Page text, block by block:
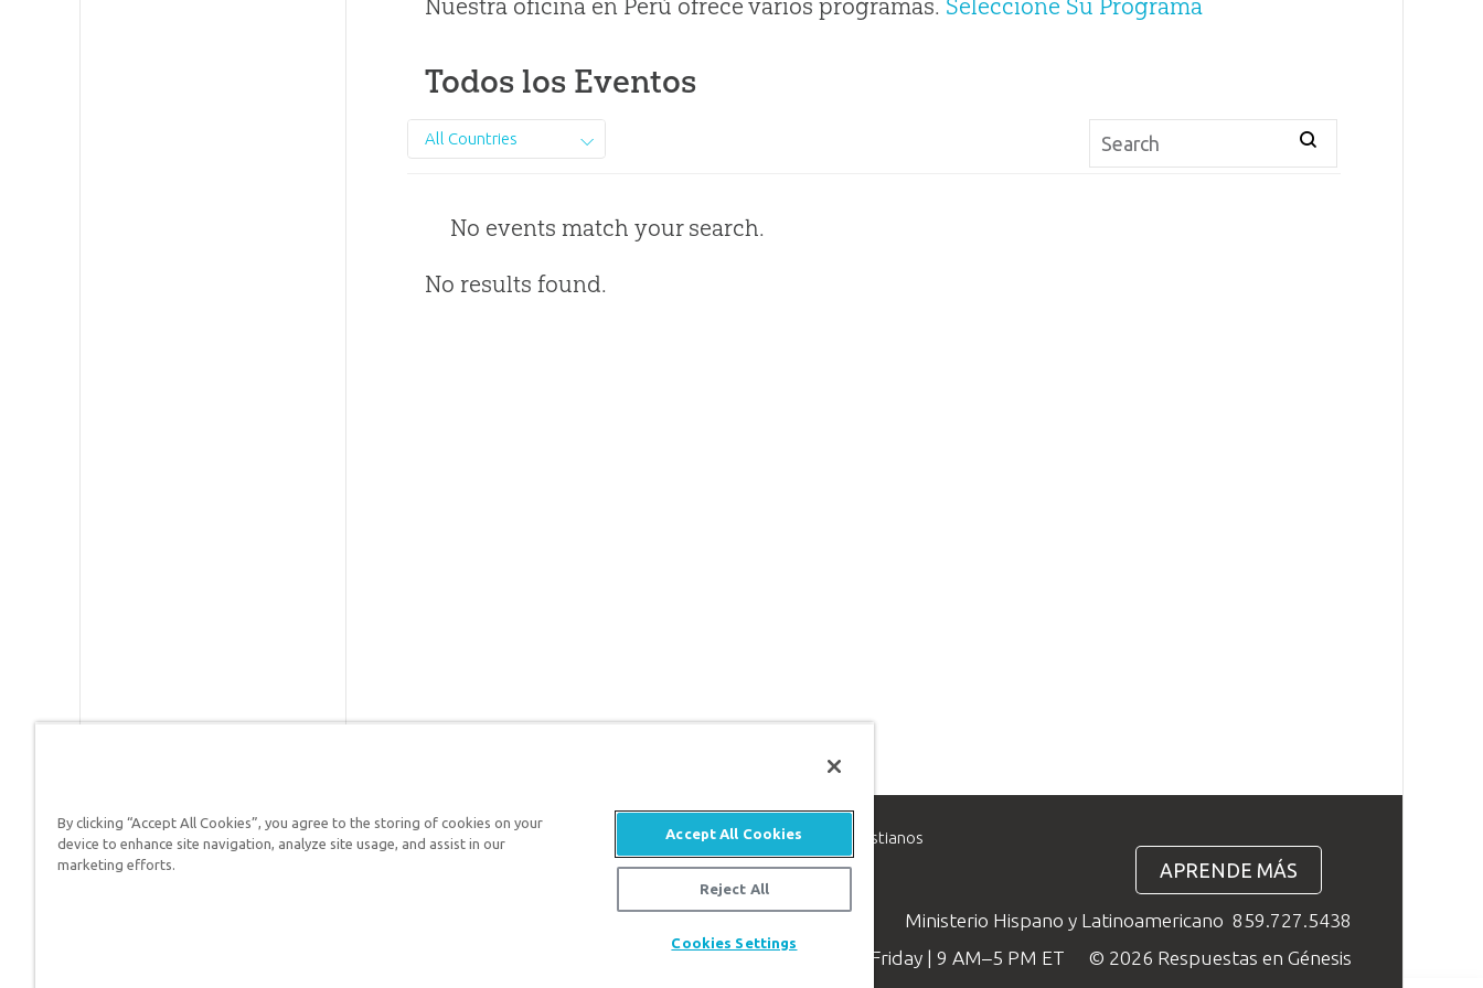
Nuestra oficina en Perú ofrece varios programas. Seleccione Su Programa
Todos los Eventos
All Countries
No events match your search.
No results found.
Respuestas en Génesis es un ministerio de apologética, dedicado a ayudar a los cristianos
defender su fe y proclamar el evangelio de Jesucristo.
APRENDE MÁS
Ministerio Hispano y Latinoamericano 859.727.5438
Available Monday–Friday | 9 AM–5 PM ET
© 2026 Respuestas en Génesis
By clicking “Accept All Cookies”, you agree to the storing of cookies on your
device to enhance site navigation, analyze site usage, and assist in our
marketing efforts.
Accept All Cookies
Reject All
Cookies Settings